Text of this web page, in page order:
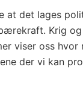
at det lages
Krig
viser oss
der vi kan